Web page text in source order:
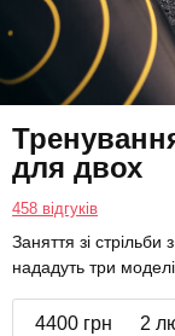
для двох
458 відгуків
Заняття зі стрільби
нададуть три моделі
4400 грн 2